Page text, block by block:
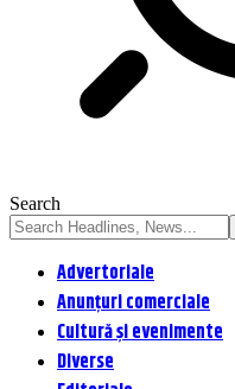
Search
Advertoriale
Anunțuri comerciale
Cultură și evenimente
Diverse